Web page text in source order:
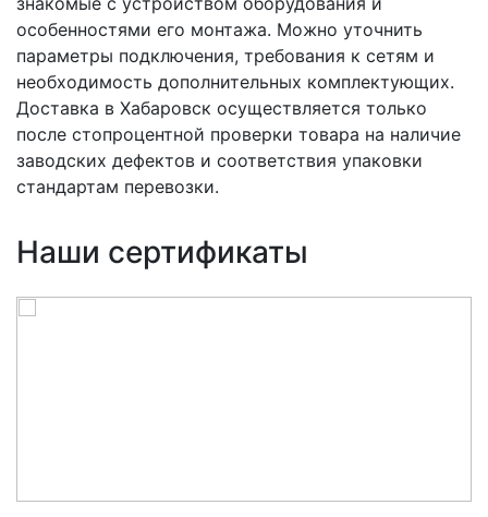
особенностями его монтажа. Можно уточнить
параметры подключения, требования к сетям и
необходимость дополнительных комплектующих.
Доставка в Хабаровск осуществляется только
после стопроцентной проверки товара на наличие
заводских дефектов и соответствия упаковки
стандартам перевозки.
Наши сертификаты